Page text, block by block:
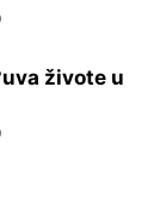
živote u